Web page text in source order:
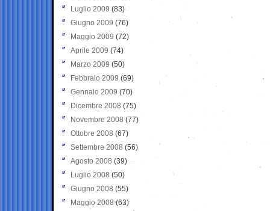
Luglio 2009 (83)
Giugno 2009 (76)
Maggio 2009 (72)
Aprile 2009 (74)
Marzo 2009 (50)
Febbraio 2009 (69)
Gennaio 2009 (70)
Dicembre 2008 (75)
Novembre 2008 (77)
Ottobre 2008 (67)
Settembre 2008 (56)
Agosto 2008 (39)
Luglio 2008 (50)
Giugno 2008 (55)
Maggio 2008(63)